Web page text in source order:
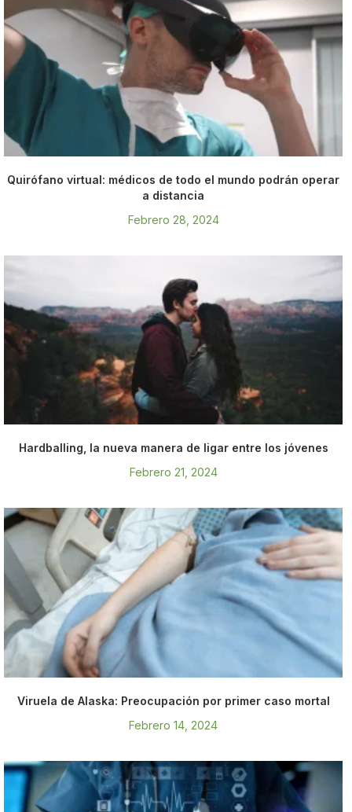
Quirófano virtual: médicos de todo el mundo podrán operar
a distancia
Febrero 28, 2024
Hardballing, la nueva manera de ligar entre los jóvenes
Febrero 21, 2024
Viruela de Alaska: Preocupación por primer caso mortal
Febrero 14, 2024